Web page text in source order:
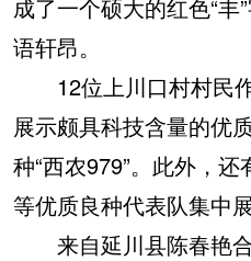
成了一个硕大的红色“
语轩昂。
12位上川口村村民
展示颇具科技含量的优
种“西农979”。此外，
等优质良种代表队集中展
来自延川县陈春艳合